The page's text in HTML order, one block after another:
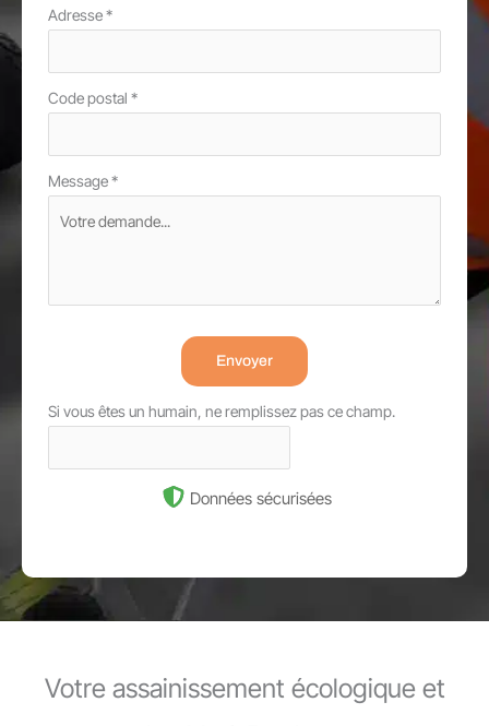
Adresse*
Code postal *
Message*
Envoyer
Si vous êtes un humain, ne remplissez pas ce champ.
Données sécurisées
Votre assainissement écologique et